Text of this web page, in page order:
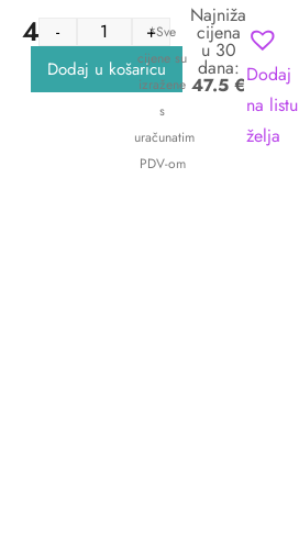
47.50 €
-
+
Dodaj u košaricu
*Sve
cijene su
izražene
s
uračunatim
PDV-om
Najniža
cijena
u 30
dana:
47.5 €Dodaj
na listu
želja